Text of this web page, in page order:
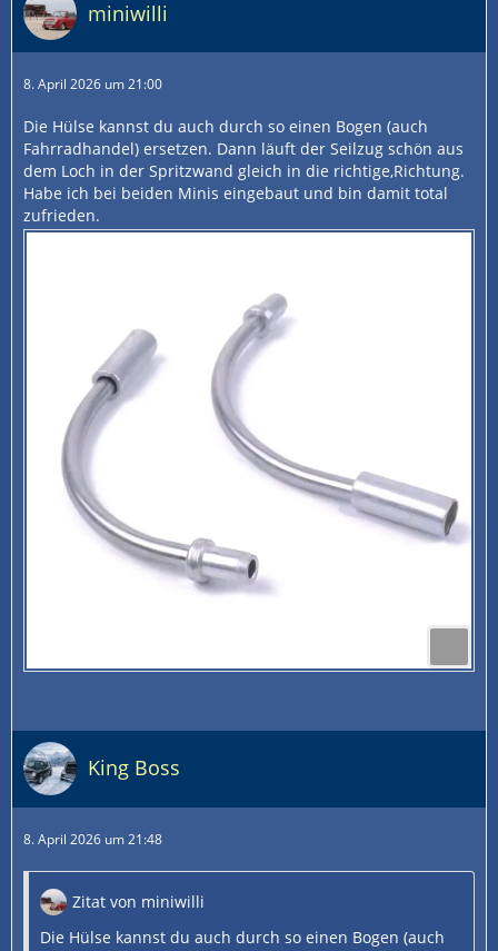
miniwilli
8. April 2026 um 21:00
Die Hülse kannst du auch durch so einen Bogen (auch
Fahrradhandel) ersetzen. Dann läuft der Seilzug schön aus
dem Loch in der Spritzwand gleich in die richtige,Richtung.
Habe ich bei beiden Minis eingebaut und bin damit total
zufrieden.
King Boss
8. April 2026 um 21:48
Zitat von miniwilli
Die Hülse kannst du auch durch so einen Bogen (auch